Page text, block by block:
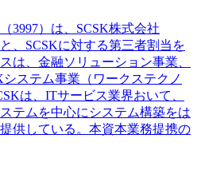
3997）は、SCSK株式会社
、SCSKに対する第三者割当を
は、金融ソリューション事業、
ステム事業（ワークステクノ
は、ITサービス業界おいて、
テムを中心にシステム構築をは
供している。本資本業務提携の